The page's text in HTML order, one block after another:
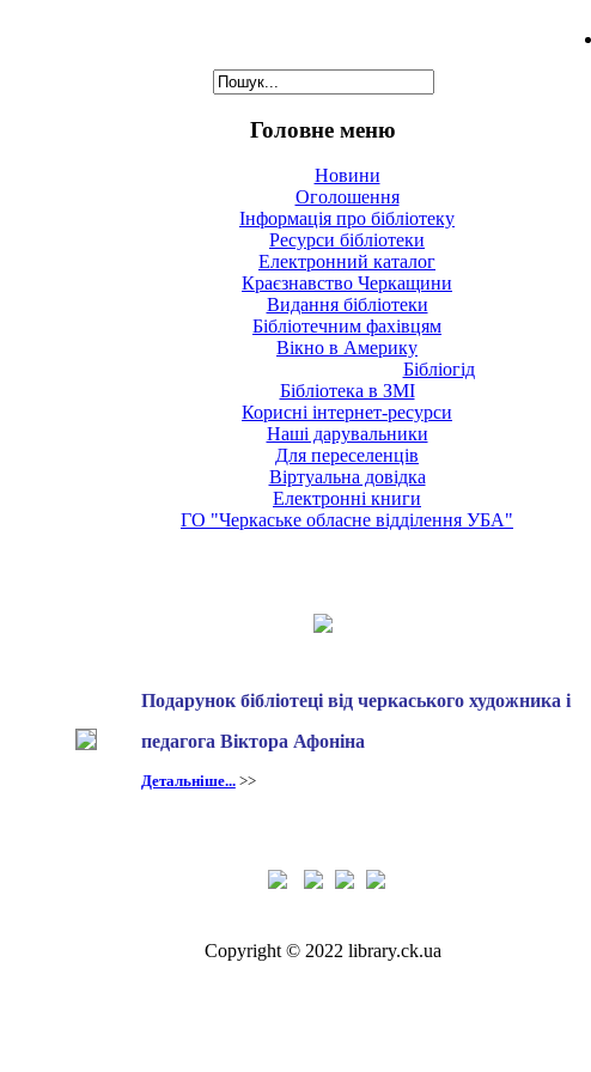
Головне меню
Новини
Оголошення
Інформація про бібліотеку
Ресурси бібліотеки
Електронний каталог
Краєзнавство Черкащини
Видання бібліотеки
Бібліотечним фахівцям
Вікно в Америку
Бібліогід
Бібліотека в ЗМІ
Корисні інтернет-ресурси
Наші дарувальники
Для переселенців
Віртуальна довідка
Електронні книги
ГО "Черкаське обласне відділення УБА"
Подарунок бібліотеці від черкаського художника і
педагога Віктора Афоніна
Детальніше...>>
Copyright © 2022 library.ck.ua